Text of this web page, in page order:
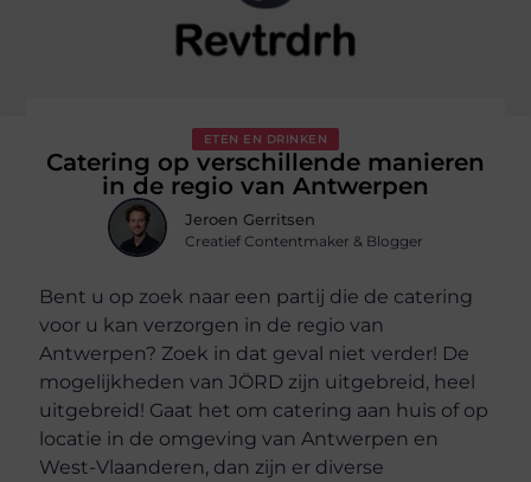
ETEN EN DRINKEN
Catering op verschillende manieren
in de regio van Antwerpen
Jeroen Gerritsen
Creatief Contentmaker & Blogger
Bent u op zoek naar een partij die de catering
voor u kan verzorgen in de regio van
Antwerpen? Zoek in dat geval niet verder! De
mogelijkheden van JÖRD zijn uitgebreid, heel
uitgebreid! Gaat het om catering aan huis of op
locatie in de omgeving van Antwerpen en
West-Vlaanderen, dan zijn er diverse